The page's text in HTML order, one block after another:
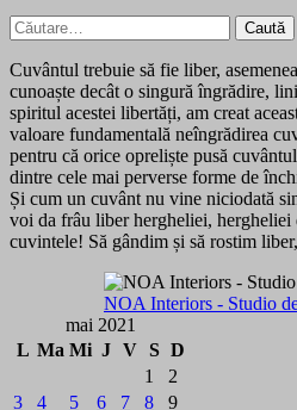
Caută
după:
Cuvântul trebuie să fie liber,
cunoaște decât o singură îngrădire,
spiritul acestei libertăți, am creat
valoare fundamentală neîngrădirea
pentru că orice opreliște pusă
dintre cele mai perverse forme de
Și cum un cuvânt nu vine niciodată
voi da frâu liber hergheliei, hergheliei
cuvintele! Să gândim și să rostim
NOA Interiors - Studio
mai 2021
L Ma Mi J V S D
1
2
3
4 5 6 7 8
9